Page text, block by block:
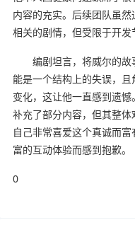
内容的充实。后续团队虽
相关的剧情，但受限于开发
编剧坦言，将威尔的故事
能是一个结构上的失误，
变化，这让他一直感到遗
补充了部分内容，但其整体
自己非常喜爱这个真诚而
富的互动体验而感到抱歉。
0